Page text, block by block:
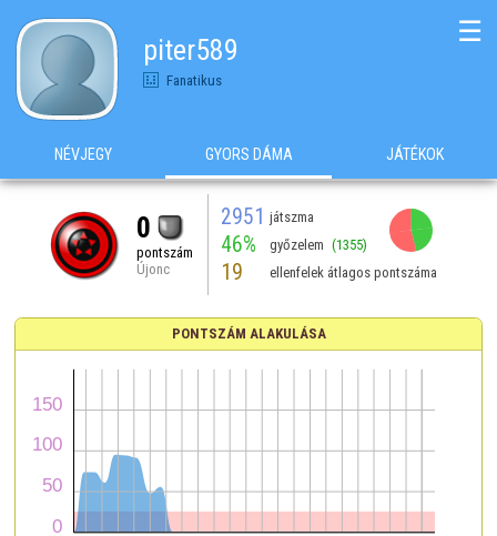
piter589
Fanatikus
☰
NÉVJEGY GYORS DÁMA JÁTÉKOK
0
pontszám
Újonc
2951 játszma
46% győzelem (1355)
19 ellenfelek átlagos pontszáma
PONTSZÁM ALAKULÁSA